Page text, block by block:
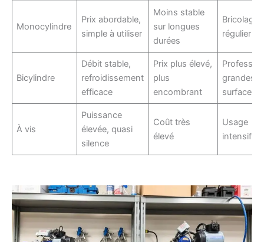
Monocylindre
Prix abordable,
simple à utiliser
Moins stable
sur longues
durées
Bricolage
régulier
Bicylindre
Débit stable,
refroidissement
efficace
Prix plus élevé,
plus
encombrant
grandes
surfaces
À vis
Puissance
élevée, quasi
silence
Coût très
élevé
Usage
intensif